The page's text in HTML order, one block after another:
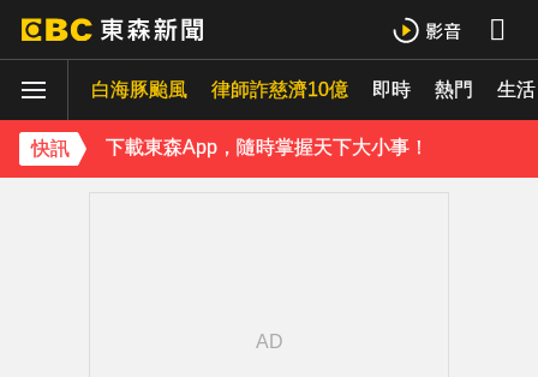
白海豚颱風 律師詐慈濟10億 即時 熱門 生活
快訊
下載東森App，隨時掌握天下大小事！